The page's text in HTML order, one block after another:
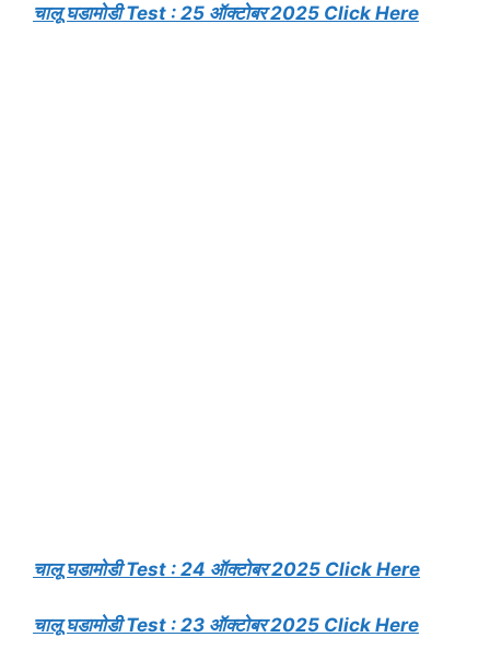
चालू घडामोडी Test : 25 ऑक्टोबर 2025 Click Here
चालू घडामोडी Test : 24 ऑक्टोबर 2025 Click Here
चालू घडामोडी Test : 23 ऑक्टोबर 2025 Click Here